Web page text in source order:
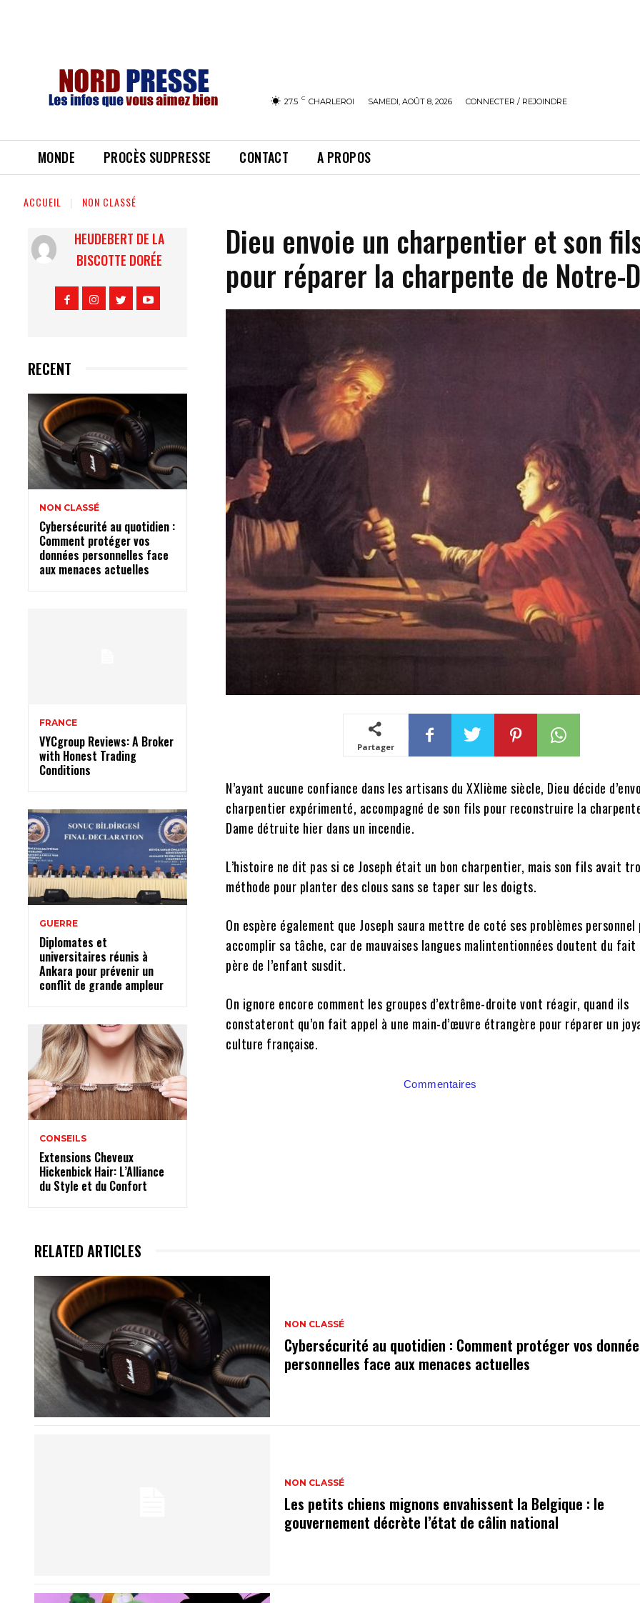
27.5 C CHARLEROI SAMEDI, AOÛT 8, 2026 CONNECTER / REJOINDRE
MONDE PROCÈS SUDPRESSE CONTACT A PROPOS
ACCUEIL NON CLASSÉ
HEUDEBERT DE LA
BISCOTTE DORÉE
RECENT
NON CLASSÉ
Cybersécurité au quotidien :
Comment protéger vos
données personnelles face
aux menaces actuelles
FRANCE
VYCgroup Reviews: A Broker
with Honest Trading
Conditions
GUERRE
Diplomates et
universitaires réunis à
Ankara pour prévenir un
conflit de grande ampleur
CONSEILS
Extensions Cheveux
Hickenbick Hair: L’Alliance
du Style et du Confort
Dieu envoie un charpentier et son
pour réparer la charpente de Notre-
Partager
N’ayant aucune confiance dans les artisans du XXIième siècle, Dieu décide
charpentier expérimenté, accompagné de son fils pour reconstruire la
Dame détruite hier dans un incendie.
L’histoire ne dit pas si ce Joseph était un bon charpentier, mais son fils avait
méthode pour planter des clous sans se taper sur les doigts.
On espère également que Joseph saura mettre de coté ses problèmes personnel
accomplir sa tâche, car de mauvaises langues malintentionnées doutent du fait
père de l’enfant susdit.
On ignore encore comment les groupes d’extrême-droite vont réagir, quand ils
constateront qu’on fait appel à une main-d’œuvre étrangère pour réparer un
culture française.
Commentaires
RELATED ARTICLES
NON CLASSÉ
Cybersécurité au quotidien : Comment protéger vos
personnelles face aux menaces actuelles
NON CLASSÉ
Les petits chiens mignons envahissent la Belgique : le
gouvernement décrète l’état de câlin national